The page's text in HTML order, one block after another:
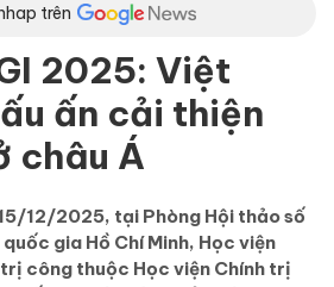
trên
2025: Việt
ấn cải thiện
châu Á
12/2025, tại Phòng Hội thảo số
gia Hồ Chí Minh, Học viện
công thuộc Học viện Chính trị